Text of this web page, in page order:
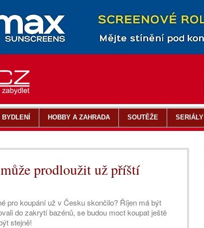
prodloužit už příští
pro koupání už v Česku skončilo? Říjen má být
do zakrytí bazénů, se budou moct koupat ještě
stejně!
HOBBY A ZAHRADA SOUTĚŽE SERIÁLY